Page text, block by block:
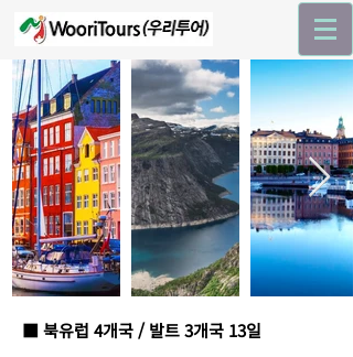
■ 북유럽 4개국 / 발트 3개국 13일